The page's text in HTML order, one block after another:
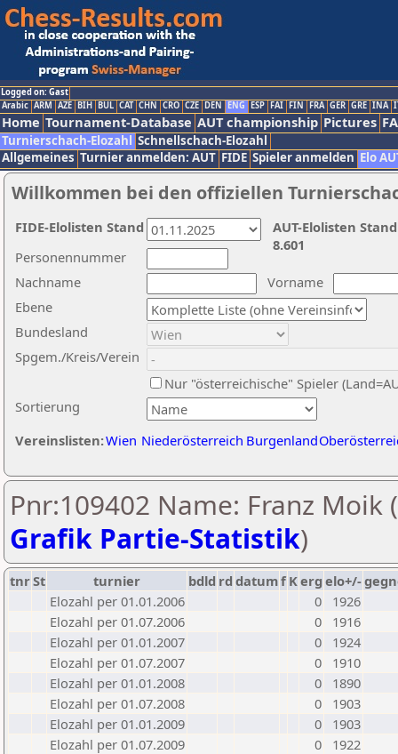
Logged on: Gast
Arabic ARM AZE BIH BUL CAT CHN CRO CZE DEN ENG ESP FAI FIN FRA GER GRE INA
Home Tournament-Database AUT championship Pictures
Turnierschach-Elozahl Schnellschach-Elozahl
Allgemeines Turnier anmelden: AUT FIDE Spieler anmelden Elo
Willkommen bei den offiziellen
Nachname
Vorname
Ebene
Sortierung
Personennummer
Bundesland
Spgem./Kreis/Verein
Nur "österreichische" Spieler
Vereinslisten:Wien Niederösterreich Burgenland
AUT-Elolisten
8.601
FIDE-Elolisten Stand
Pnr:109402 Name: Franz Moik (
Grafik Partie-Statistik)
tnrSt turnier bdld rd datumf Kerg elo+/-
Elozahl per 01.01.2006
0
1926
Elozahl per 01.07.2006
0
1916
Elozahl per 01.01.2007
0
1924
Elozahl per 01.07.2007
0
1910
Elozahl per 01.01.2008
0
1890
Elozahl per 01.07.2008
0
1903
Elozahl per 01.01.2009
0
1903
Elozahl per 01.07.2009
0
1922